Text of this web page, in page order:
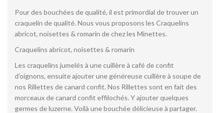
Pour des bouchées de qualité, il est primordial de trouver un
craquelin de qualité. Nous vous proposons les Craquelins
abricot, noisettes & romarin de chez les Minettes.
Craquelins abricot, noisettes & romarin
Les craquelins jumelés à une cuillère à café de confit
d’oignons, ensuite ajouter une généreuse cuillère à soupe de
nos Rillettes de canard confit. Nos Rillettes sont en fait des
morceaux de canard confit effilochés. Y ajouter quelques
germes de luzerne. Voilà une bouchée délicieuse à partager.